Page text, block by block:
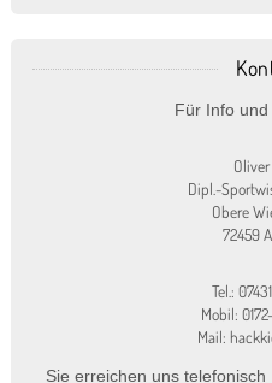
Für Info
Dipl.-
Obere
72459
Tel.:
Mobil:
Mail:
Sie erreichen uns